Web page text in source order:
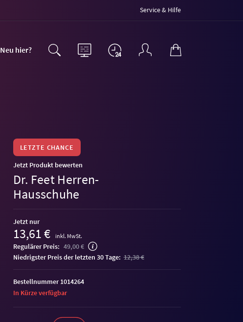
Service & Hilfe
Neu hier?
LETZTE CHANCE
Jetzt Produkt bewerten
Dr. Feet Herren-
Hausschuhe
Jetzt nur
13,61 € inkl. MwSt.
Regulärer Preis: 49,00 €
niedrigster Preis der letzten 30 Tage: 12,38 €
Bestellnummer 1014264
In Kürze verfügbar